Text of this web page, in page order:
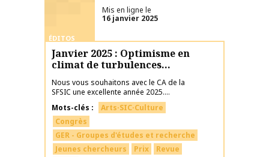
ÉDITOS
Mis en ligne le
16 janvier 2025
Janvier 2025 : Optimisme en
climat de turbulences…
Nous vous souhaitons avec le CA de la
SFSIC une excellente année 2025....
Mots-clés
Arts·SIC·Culture
Congrès
GER - Groupes d'études et recherche
Jeunes chercheurs
Prix
Revue